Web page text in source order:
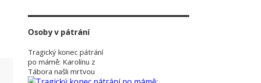
Osoby v pátrání
Tragický konec pátrání
po mámě: Karolínu z
Tábora našli mrtvou